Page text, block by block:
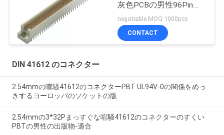
灰色PCBの男性96Pin喧
騒41612 2.54mm ROHS
negotiable MOQ:1000pcs
CONTACT
DIN 41612 のコネクター
2.54mmの喧騒41612のコネクターPBT UL94V-0の関係をめっ
きするヨーロッパのソケットの版
2.54mmの3*32Pまっすぐな喧騒41612のコネクターのすくい
PBTの男性の出版物-適合